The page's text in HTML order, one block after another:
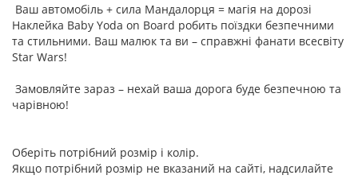
Ваш автомобіль + сила Мандалорця = магія на дорозі
Наклейка Baby Yoda on Board робить поїздки безпечними
та стильними. Ваш малюк та ви – справжні фанати всесвіту
Star Wars!
Замовляйте зараз – нехай ваша дорога буде безпечною та
чарівною!
Оберіть потрібний розмір і колір.
Якщо потрібний розмір не вказаний на сайті, надсилайте